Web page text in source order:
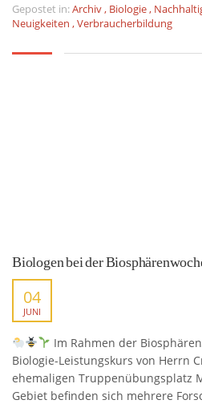
Gepostet in:Archiv, Biologie,
Neuigkeiten ,Verbraucherbildung
Biologen bei der
04
JUNI
Im Rahmen der
Biologie-Leistungskurs von Herrn
ehemaligen Truppenübungsplatz
Gebiet befinden sich mehrere